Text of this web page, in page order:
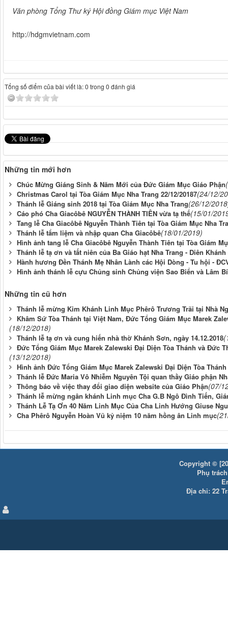
Văn phòng Tổng Thư ký Hội đồng Giám mục Việt Nam
http://hdgmvietnam.com
Tổng số điểm của bài viết là: 0 trong 0 đánh giá
Những tin mới hơn
Chúc Mừng Giáng Sinh & Năm Mới của Đức Giám Mục Giáo Phận
Christmas Carol tại Tòa Giám Mục Nha Trang 22/12/20187(24/12/
Thánh lễ Giáng sinh 2018 tại Tòa Giám Mục Nha Trang(26/12/
Cáo phó Cha Giacôbê NGUYỄN THÀNH TIÊN vừa tạ thế(15/01/
Tang lễ Cha Giacôbê Nguyễn Thành Tiên tại Tòa Giám Mục Nha
Thánh lễ tẩm liệm và nhập quan Cha Giacôbê(18/01/2019)
Hình ảnh tang lễ Cha Giacôbê Nguyễn Thành Tiên tại Tòa Giám
Thánh lễ tạ ơn và tất niên của Ba Giáo hạt Nha Trang - Diên
Hành hương Đền Thánh Mẹ Nhân Lành các Hội Dòng - Tu hội -
Hình ảnh thánh lễ cựu Chủng sinh Chủng viện Sao Biển và Lâm
Những tin cũ hơn
Thánh lễ mừng Kim Khánh Linh Mục Phêrô Trương Trãi tại Nhà
Khâm Sứ Tòa Thánh tại Việt Nam, Đức Tổng Giám Mục Marek
(18/12/2018)
Thánh lễ tạ ơn và cung hiến nhà thờ Khánh Sơn, ngày 14.12.2018
Đức Tổng Giám Mục Marek Zalewski Đại Diện Tòa Thánh và Đức
(13/12/2018)
Hình ảnh Đức Tổng Giám Mục Marek Zalewski Đại Diện Tòa
Thánh lễ Đức Maria Vô Nhiễm Nguyên Tội quan thầy Giáo phận
Thông báo về việc thay đổi giao diện website của Giáo Phận(07/
Thánh lễ mừng ngân khánh Linh mục Cha G.B Ngô Đình Tiến,
Thánh Lễ Tạ Ơn 40 Năm Linh Mục Của Cha Linh Hướng Giuse
Cha Phêrô Nguyễn Hoàn Vũ kỷ niệm 10 năm hồng ân Linh mục
Copyright ©
Phụ
Địa chỉ: 22